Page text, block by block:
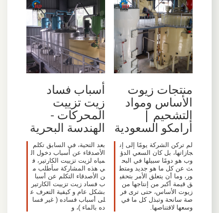
منتجات زيوت
الأساس ومواد
التشحيم |
أرامكو السعودية
لم تركن الشركة يومًا إلى إن
جازاتها، بل كان السعي الدؤ
وب هو دومًا سبيلها في البح
ث عن كل ما هو جديد ومتط
ور، وما أن يتعلق الأمر بتحقي
ق قيمة أكبر من إنتاجها من
زيوت الأساس، حتى ترى فر
صة سانحة وتبذل كل ما في
وسعها لاقتناصها.
أسباب فساد
زيت تزييت
المحركات -
الهندسة البحرية
بعد التحية، في السابق تكلم
الأصدقاء عن أسباب دخول ال
مياه لزيت تزييت الكارتير، ف
ي هذه المشاركة سأطلب م
ن الأصدقاء التكلم عن أسبا
ب فساد زيت تزييت الكارتير
بشكل عام و كيفية التعرف ع
لى أسباب فساده ( غير فسا
ده بالماء )، و